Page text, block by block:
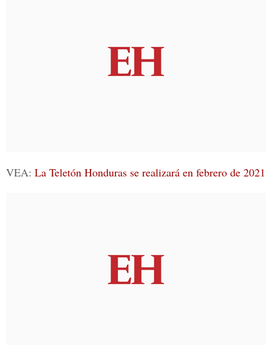
VEA: La Teletón Honduras se realizará en febrero de 2021